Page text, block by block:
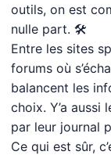
outils, on est
nulle part. 🛠️
Entre les sites
forums où
balancent les
choix. Y’a aussi
par leur journal
Ce qui est sûr,